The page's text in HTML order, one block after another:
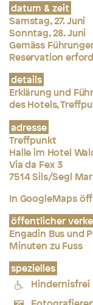
datum & zeit
Samstag, 27. Juni
Sonntag, 28. Juni
Gemäss
Reservation
details
Erklärung und
des Hotels,
adresse
Treffpunkt
Halle im Hotel
Via da Fex 3
7514 Sils/Segl
In GoogleMaps
öffentlicher
Engadin Bus und
Minuten zu Fuss
spezielles
Hindernisfrei